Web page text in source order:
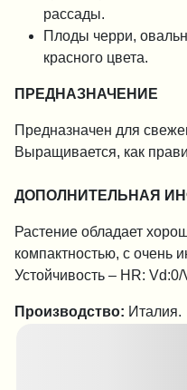
рассады.
Плоды черри,
красного цвета.
ПРЕДНАЗНАЧЕНИЕ
Предназначен для
Выращивается, как
ДОПОЛНИТЕЛЬНАЯ
Растение обладает
компактностью, с очень
Устойчивость – HR:
Производство: Италия.